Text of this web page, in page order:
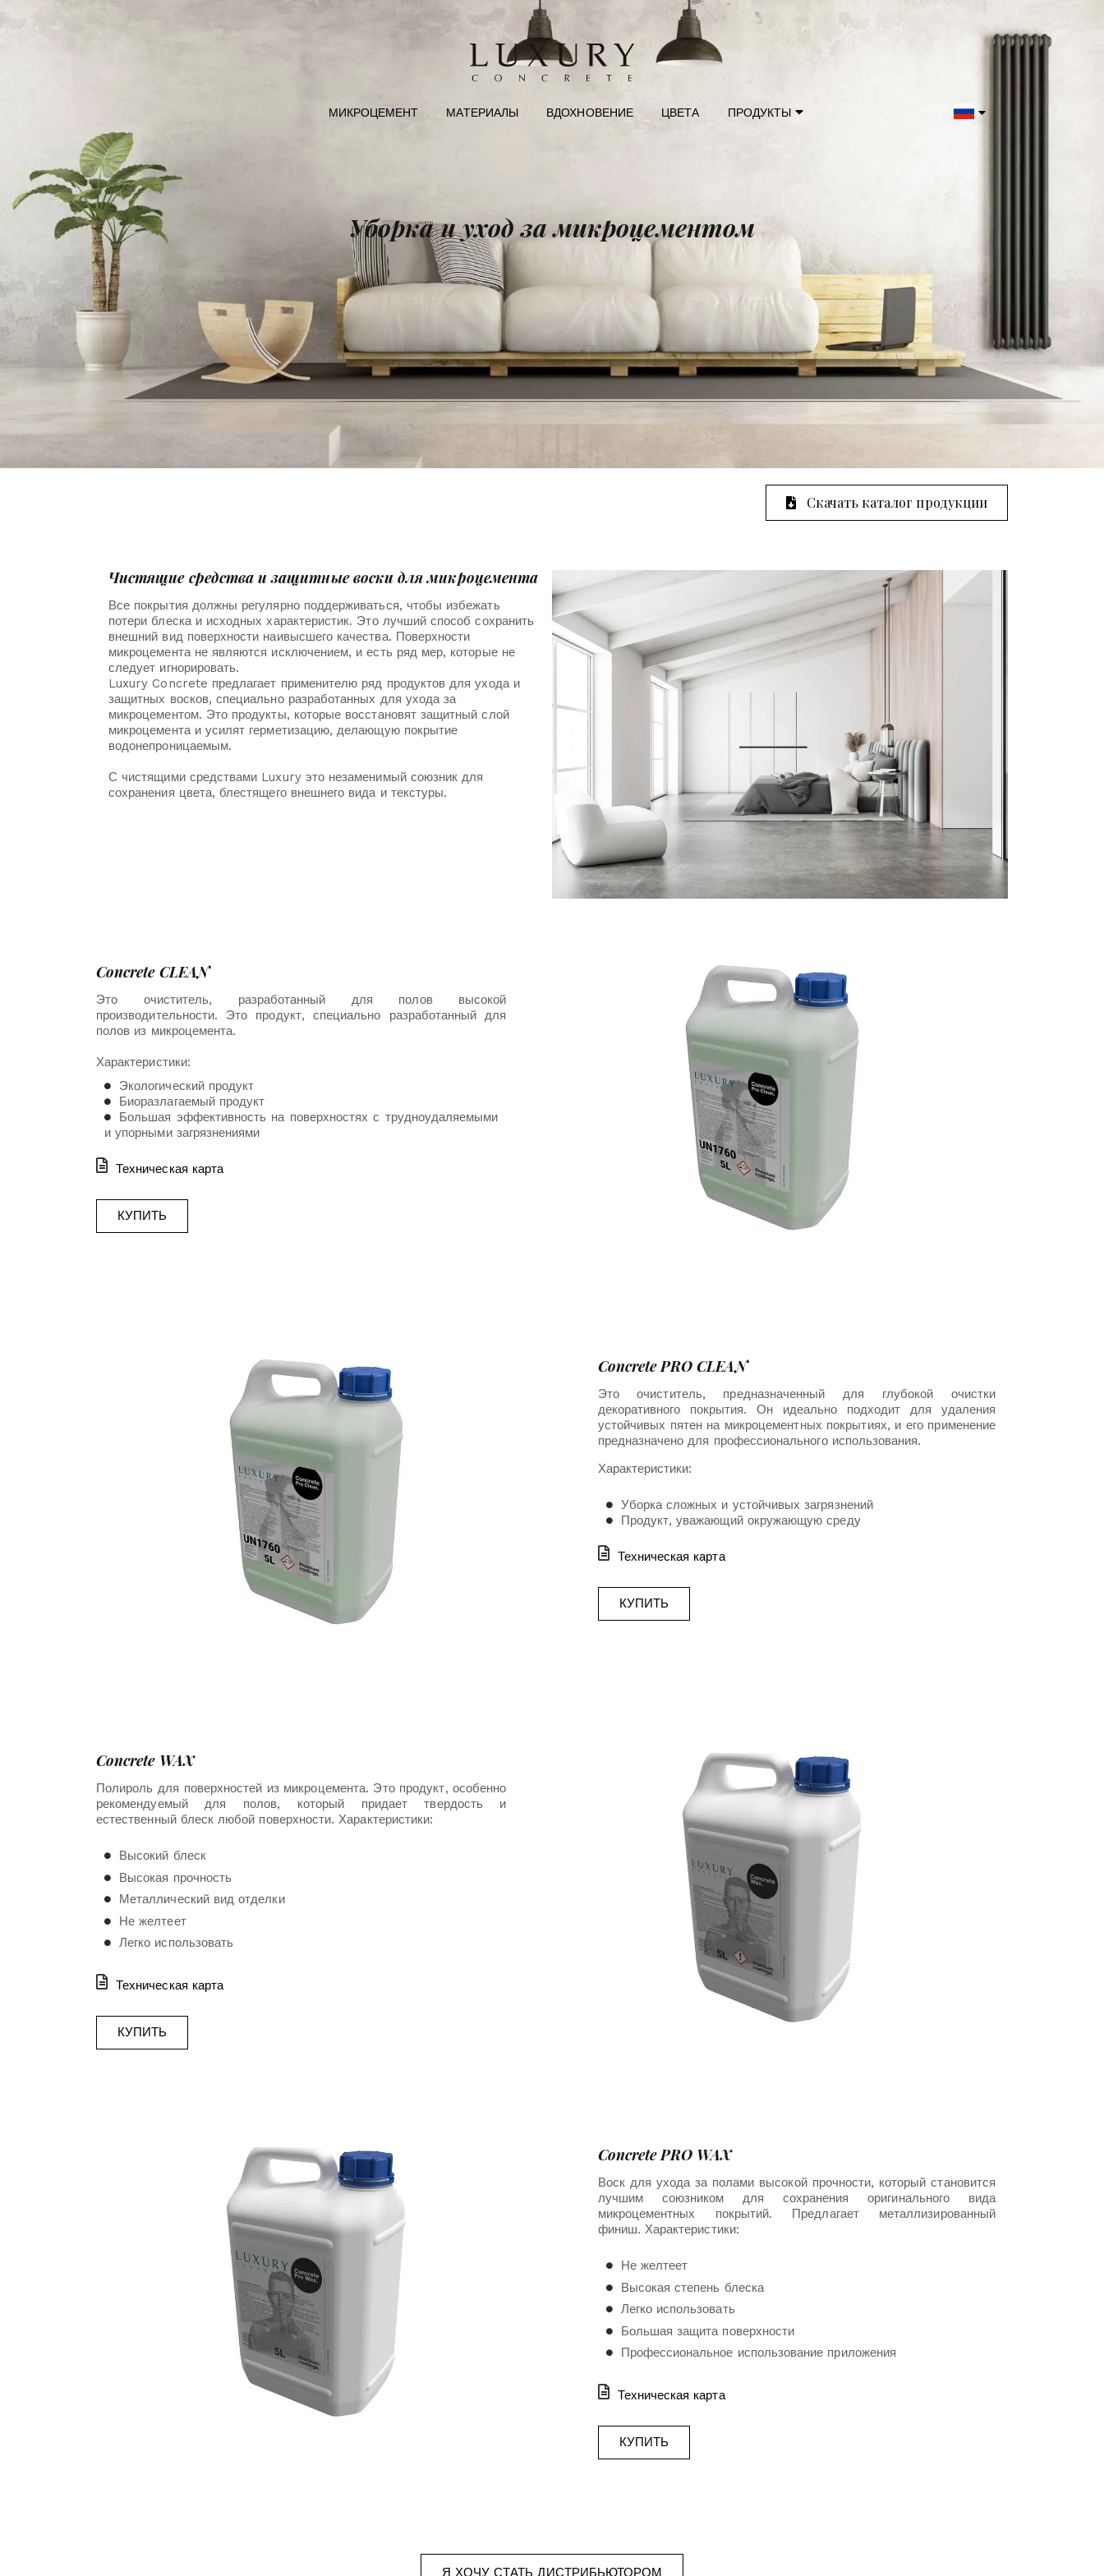
МИКРОЦЕМЕНТ МАТЕРИАЛЫ ВДОХНОВЕНИЕ ЦВЕТА ПРОДУКТЫ
Уборка и уход за микроцементом
Скачать каталог продукции
Чистящие средства и защитные воски для микроцемента
Все покрытия должны регулярно поддерживаться, чтобы избежать
потери блеска и исходных характеристик. Это лучший способ сохранить
внешний вид поверхности наивысшего качества. Поверхности
микроцемента не являются исключением, и есть ряд мер, которые не
следует игнорировать.
Luxury Concrete предлагает применителю ряд продуктов для ухода и
защитных восков, специально разработанных для ухода за
микроцементом. Это продукты, которые восстановят защитный слой
микроцемента и усилят герметизацию, делающую покрытие
водонепроницаемым.
С чистящими средствами Luxury это незаменимый союзник для
сохранения цвета, блестящего внешнего вида и текстуры.
Concrete CLEAN
Это очиститель, разработанный для полов высокой
производительности. Это продукт, специально разработанный для
полов из микроцемента.
Характеристики:
Экологический продукт
Биоразлагаемый продукт
Большая эффективность на поверхностях с трудноудаляемыми
и упорными загрязнениями
Техническая карта
КУПИТЬ
Concrete PRO CLEAN
Это очиститель, предназначенный для глубокой очистки
декоративного покрытия. Он идеально подходит для удаления
устойчивых пятен на микроцементных покрытиях, и его применение
предназначено для профессионального использования.
Характеристики:
Уборка сложных и устойчивых загрязнений
Продукт, уважающий окружающую среду
Техническая карта
КУПИТЬ
Concrete WAX
Полироль для поверхностей из микроцемента. Это продукт, особенно
рекомендуемый для полов, который придает твердость и
естественный блеск любой поверхности.Характеристики:
Высокий блеск
Высокая прочность
Металлический вид отделки
Не желтеет
Легко использовать
Техническая карта
КУПИТЬ
Concrete PRO WAX
Воск для ухода за полами высокой прочности, который становится
лучшим союзником для сохранения оригинального вида
микроцементных покрытий. Предлагает металлизированный
финиш. Характеристики:
Не желтеет
Высокая степень блеска
Легко использовать
Большая защита поверхности
Профессиональное использование приложения
Техническая карта
КУПИТЬ
Я ХОЧУ СТАТЬ ДИСТРИБЬЮТОРОМ